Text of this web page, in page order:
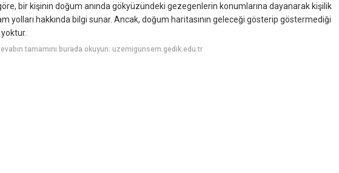
bir kişinin doğum anında gökyüzündeki gezegenlerin konumlarına dayanarak kişilik
yolları hakkında bilgi sunar. Ancak, doğum haritasının geleceği gösterip göstermediği
tamamını burada okuyun: uzemigunsem.gedik.edu.tr